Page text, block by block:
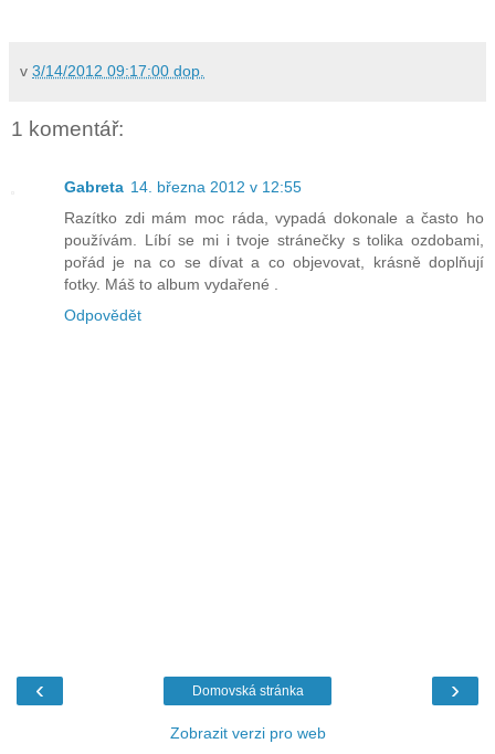
v 3/14/2012 09:17:00 dop.
1 komentář:
Gabreta 14. března 2012 v 12:55
Razítko zdi mám moc ráda, vypadá dokonale a často ho
používám. Líbí se mi i tvoje stránečky s tolika ozdobami,
pořád je na co se dívat a co objevovat, krásně doplňují
fotky. Máš to album vydařené .
Odpovědět
‹ ›
Domovská stránka
Zobrazit verzi pro web